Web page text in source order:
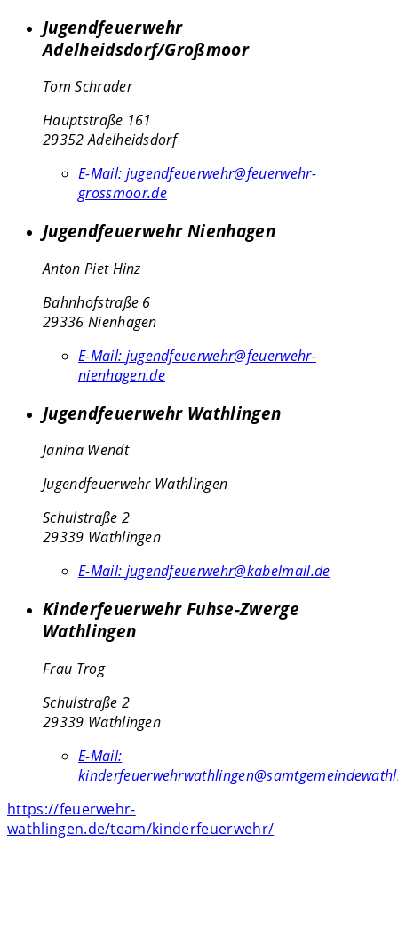
Jugendfeuerwehr
Adelheidsdorf/Großmoor
Tom Schrader
Hauptstraße 161
29352 Adelheidsdorf
E-Mail: jugendfeuerwehr@feuerwehr-
grossmoor.de
Jugendfeuerwehr Nienhagen
Anton Piet Hinz
Bahnhofstraße 6
29336 Nienhagen
E-Mail: jugendfeuerwehr@feuerwehr-
nienhagen.de
Jugendfeuerwehr Wathlingen
Janina Wendt
Jugendfeuerwehr Wathlingen
Schulstraße 2
29339 Wathlingen
E-Mail: jugendfeuerwehr@kabelmail.de
Kinderfeuerwehr Fuhse-Zwerge
Wathlingen
Frau Trog
Schulstraße 2
29339 Wathlingen
E-Mail:
https://feuerwehr-
wathlingen.de/team/kinderfeuerwehr/